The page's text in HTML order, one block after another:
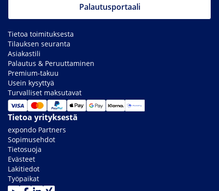
Palautusportaali
Tietoa toimituksesta
Tilauksen seuranta
Asiakastili
Palautus & Peruuttaminen
Premium-takuu
Usein kysyttyä
Turvalliset maksutavat
Tietoa yrityksestä
expondo Partners
Sopimusehdot
Tietosuoja
Evästeet
Lakitiedot
Työpaikat